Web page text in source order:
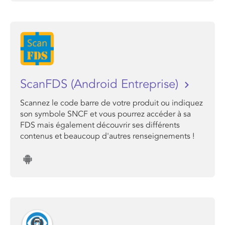
ScanFDS (Android Entreprise)
Scannez le code barre de votre produit ou indiquez
son symbole SNCF et vous pourrez accéder à sa
FDS mais également découvrir ses différents
contenus et beaucoup d'autres renseignements !